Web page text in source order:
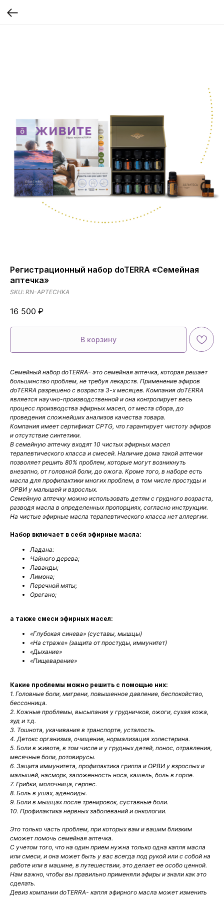
Регистрационный набор doTERRA «Семейная
аптечка»
SKU: RN-APTECHKA
16 500 ₽
В корзину
Семейный набор doTERRA- это семейная аптечка, которая решает
большинство проблем, не требуя лекарств. Применение эфиров
doTERRA разрешено с возраста 3-х месяцев. Компания doTERRA
является научно-производственной и она контролирует весь
процесс производства эфирных масел, от места сбора, до
проведения сложнейших анализов качества товара.
Компания имеет сертификат CPTG, что гарантирует чистоту эфиров
и отсутствие синтетики.
В семейную аптечку входят 10 чистых эфирных масел
терапевтического класса и смесей. Наличие дома такой аптечки
позволяет решить 80% проблем, которые могут возникнуть
внезапно, от головной боли, до ожога. Кроме того, в наборе есть
масла для профилактики многих проблем, в том числе простуды и
ОРВИ у малышей и взрослых.
Семейную аптечку можно использовать детям с грудного возраста,
разводя масла в определенных пропорциях, согласно инструкции.
На чистые эфирные масла терапевтического класса нет аллергии.
Набор включает в себя эфирные масла:
Ладана:
Чайного дерева;
Лаванды;
Лимона;
Перечной мяты;
Орегано;
а также смеси эфирных масел:
«Глубокая синева» (суставы, мышцы)
«На страже» (защита от простуды, иммунитет)
«Дыхание»
«Пищеварение»
Какие проблемы можно решить с помощью них:
1. Головные боли, мигрени, повышенное давление, беспокойство,
бессонница.
2. Кожные проблемы, высыпания у грудничков, ожоги, сухая кожа,
зуд и т.д.
3. Тошнота, укачивания в транспорте, усталость.
4. Детокс организма, очищение, нормализация холестерина.
5. Боли в животе, в том числе и у грудных детей, понос, отравления,
месячные боли, ротовирусы.
6. Защита иммунитета, профилактика гриппа и ОРВИ у взрослых и
малышей, насморк, заложенность носа, кашель, боль в горле.
7. Грибки, молочница, герпес.
8. Боль в ушах, аденоиды.
9. Боли в мышцах после тренировок, суставные боли.
10. Профилактика нервных заболеваний и онкологии.
Это только часть проблем, при которых вам и вашим близким
сможет помочь семейная аптечка.
С учетом того, что на один прием нужна только одна капля масла
или смеси, и она может быть у вас всегда под рукой или с собой на
работе или в машине, в путешествии, это делает ее особо ценной.
Нам важно, чтобы вы правильно применяли эфиры и знали как это
сделать.
Девиз компании doTERRA- капля эфирного масла может изменить